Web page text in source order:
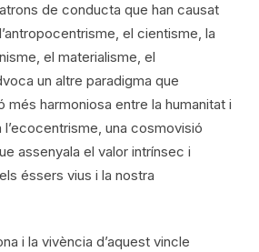
de conducta que han causat
el cientisme, la
el materialisme, el
un altre paradigma que
més harmoniosa entre la humanitat i
l’ecocentrisme, una cosmovisió
assenyala el valor intrínsec i
éssers vius i la nostra
i la vivència d’aquest vincle